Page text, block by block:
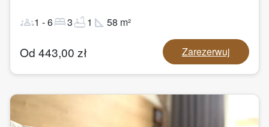
groups1 -6bed3bathtub1 square_foot 58 m²
Od 443,00 zł Zarezerwuj